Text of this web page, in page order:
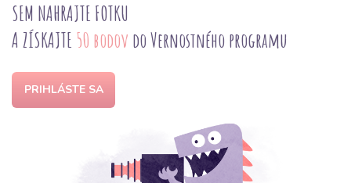
SEM NAHRAJTE FOTKU
A ZÍSKAJTE 50 bodov do Vernostného programu
PRIHLÁSTE SA